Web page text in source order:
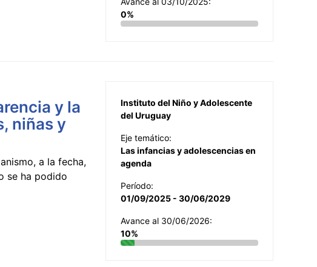
0%
y la
niñas y
a la fecha,
se ha podido
Instituto del Niño y Adolescente
del Uruguay
Eje temático:
Las infancias y adolescencias en
agenda
Período:
01/09/2025 - 30/06/2029
Avance al 30/06/2026:
10%